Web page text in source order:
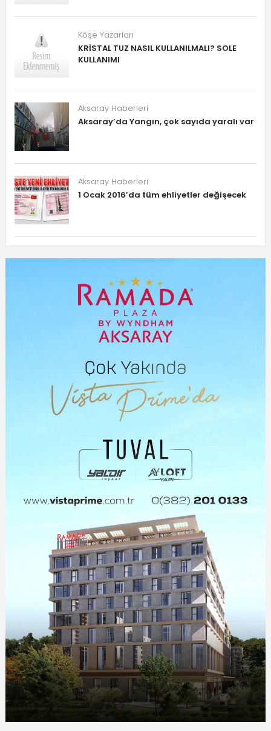
Köşe Yazarları
KRİSTAL TUZ NASIL KULLANILMALI? SOLE
KULLANIMI
Aksaray Haberleri
Aksaray’da Yangın, çok sayıda yaralı var
Aksaray Haberleri
1 Ocak 2016’da tüm ehliyetler değişecek